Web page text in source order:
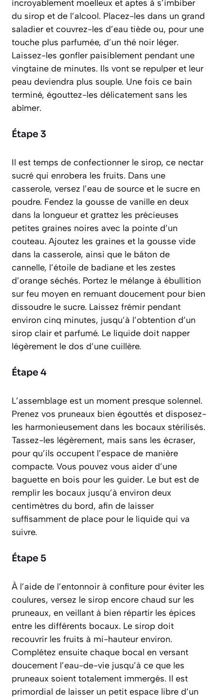
incroyablement moelleux et aptes à s’imbiber
du sirop et de l’alcool. Placez-les dans un grand
saladier et couvrez-les d’eau tiède ou, pour une
touche plus parfumée, d’un thé noir léger.
Laissez-les gonfler paisiblement pendant une
vingtaine de minutes. Ils vont se repulper et leur
peau deviendra plus souple. Une fois ce bain
terminé, égouttez-les délicatement sans les
abîmer.
Étape 3
Il est temps de confectionner le sirop, ce nectar
sucré qui enrobera les fruits. Dans une
casserole, versez l’eau de source et le sucre en
poudre. Fendez la gousse de vanille en deux
dans la longueur et grattez les précieuses
petites graines noires avec la pointe d’un
couteau. Ajoutez les graines et la gousse vide
dans la casserole, ainsi que le bâton de
cannelle, l’étoile de badiane et les zestes
d’orange séchés. Portez le mélange à ébullition
sur feu moyen en remuant doucement pour bien
dissoudre le sucre. Laissez frémir pendant
environ cinq minutes, jusqu’à l’obtention d’un
sirop clair et parfumé. Le liquide doit napper
légèrement le dos d’une cuillère.
Étape 4
L’assemblage est un moment presque solennel.
Prenez vos pruneaux bien égouttés et disposez-
les harmonieusement dans les bocaux stérilisés.
Tassez-les légèrement, mais sans les écraser,
pour qu’ils occupent l’espace de manière
compacte. Vous pouvez vous aider d’une
baguette en bois pour les guider. Le but est de
remplir les bocaux jusqu’à environ deux
centimètres du bord, afin de laisser
suffisamment de place pour le liquide qui va
suivre.
Étape 5
À l’aide de l’entonnoir à confiture pour éviter les
coulures, versez le sirop encore chaud sur les
pruneaux, en veillant à bien répartir les épices
entre les différents bocaux. Le sirop doit
recouvrir les fruits à mi-hauteur environ.
Complétez ensuite chaque bocal en versant
doucement l’eau-de-vie jusqu’à ce que les
pruneaux soient totalement immergés. Il est
primordial de laisser un petit espace libre d’un